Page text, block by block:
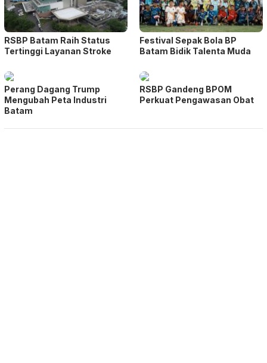
RSBP Batam Raih Status
Tertinggi Layanan Stroke
Festival Sepak Bola BP
Batam Bidik Talenta Muda
Perang Dagang Trump
Mengubah Peta Industri
Batam
RSBP Gandeng BPOM
Perkuat Pengawasan Obat